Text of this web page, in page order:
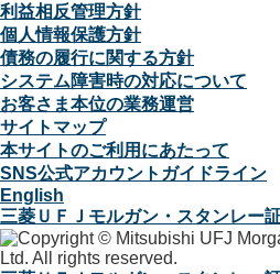
利益相反管理方針
個人情報保護方針
債務の履行に関する方針
システム障害時の対応について
お客さま本位の業務運営
サイトマップ
本サイトのご利用にあたって
SNS公式アカウントガイドライン
English
三菱ＵＦＪモルガン・スタンレー